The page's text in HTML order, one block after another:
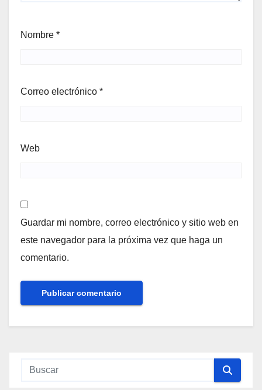
Nombre *
Correo electrónico *
Web
Guardar mi nombre, correo electrónico y sitio web en
este navegador para la próxima vez que haga un
comentario.